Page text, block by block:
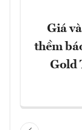
Giá
thềm
Gold